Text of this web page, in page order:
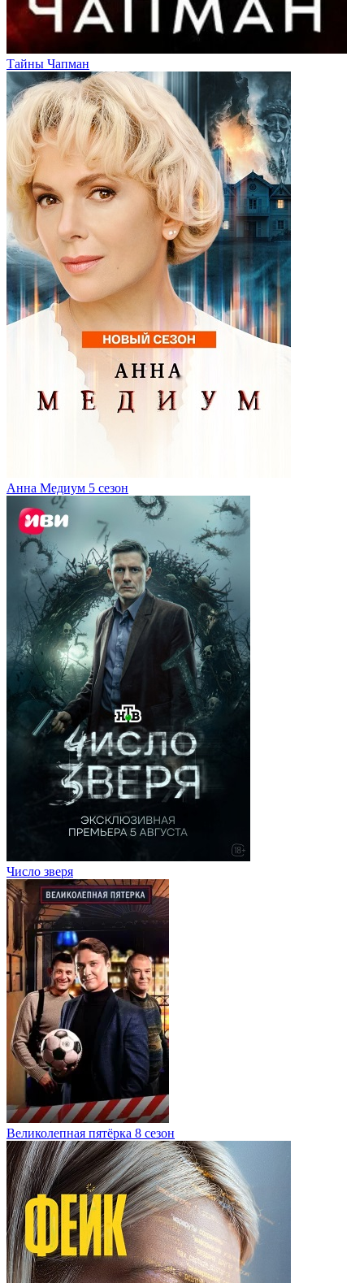
Тайны Чапман
Анна Медиум 5 сезон
Число зверя
Великолепная пятёрка 8 сезон